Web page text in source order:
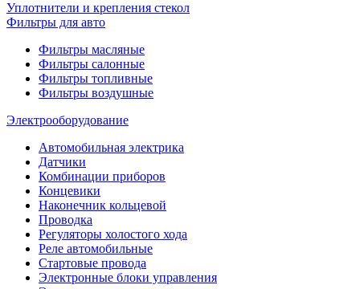
Уплотнители и крепления стекол
Фильтры для авто
Фильтры масляные
Фильтры салонные
Фильтры топливные
Фильтры воздушные
Электрооборудование
Автомобильная электрика
Датчики
Комбинации приборов
Концевики
Наконечник кольцевой
Проводка
Регуляторы холостого хода
Реле автомобильные
Стартовые провода
Электронные блоки управления